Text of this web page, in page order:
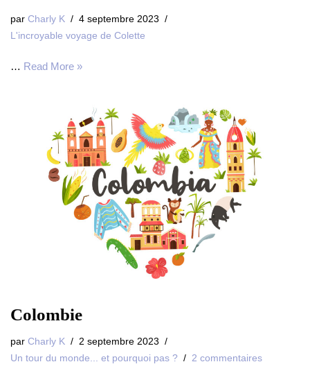
par Charly K
4 septembre 2023
L'incroyable voyage de Colette
… Read More »
Colombie
par Charly K
2 septembre 2023
Un tour du monde... et pourquoi pas ?
2 commentaires